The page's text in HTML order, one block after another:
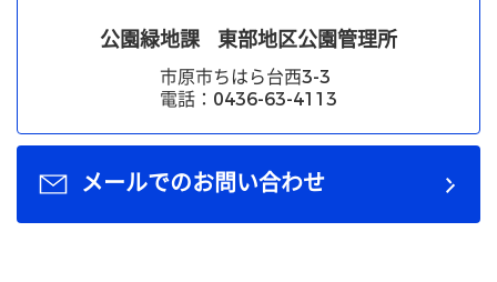
公園緑地課 東部地区公園管理所
市原市ちはら台西3-3
電話：0436-63-4113
メールでのお問い合わせ